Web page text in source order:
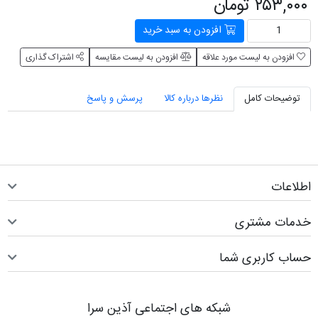
۲۵۳,۰۰۰ تومان
افزودن به سبد خرید
افزودن به لیست مورد علاقه افزودن به لیست مقایسه اشتراک گذاری
توضیحات کامل نظرها درباره کالا پرسش و پاسخ
اطلاعات
خدمات مشتری
حساب کاربری شما
شبکه های اجتماعی آذین سرا